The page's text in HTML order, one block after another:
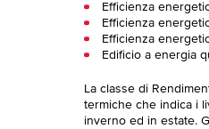
Efficienza
Efficienza
Efficienza
Edificio a energia
La classe di
termiche che indica i
inverno ed in estate.